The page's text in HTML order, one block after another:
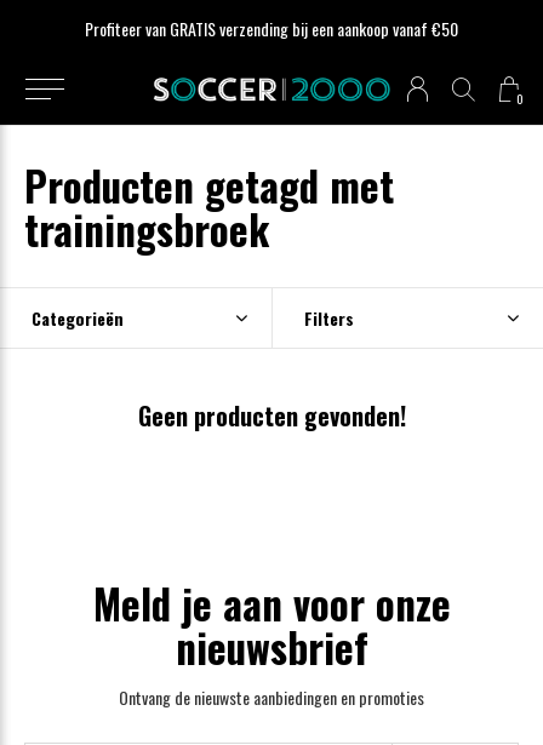
0
Profiteer van GRATIS verzending bij een aankoop vanaf €50
Producten getagd met
trainingsbroek
Categorieën Filters
Geen producten gevonden!
Meld je aan voor onze
nieuwsbrief
Ontvang de nieuwste aanbiedingen en promoties